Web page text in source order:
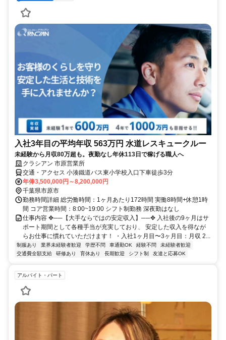
入社3年目の平均年収 563万円 水道レスキュークルー
未経験から月収80万超も。夜勤なし年休113日で稼げる職人へ
クラシアン 市原営業所
交通・アクセス 小湊鐵道バス東小学校入口下車徒歩3分
年俸3,500,000円～8,200,000円
千葉県市原市
勤務時間詳細 総労働時間：1ヶ月あたり172時間 実働8時間+休憩1時
間 コア営業時間：8:00~19:00 シフト制勤務 深夜勤はなし
仕事内容 ✥──【大手ならではの安定収入】──✥ 入社後の9ヶ月はサ
ポート期間として各種手当が充実しており、 安定した収入を得なが
らお仕事に慣れていただけます！ ・入社1ヶ月目〜3ヶ月目：月収 2...
制服あり 業界未経験者歓迎 学歴不問 車通勤OK 経験不問
未経験者歓迎
交通費全額支給
研修あり 育休あり 長期歓迎 シフト制 友達と応募OK
アルバイト・パート